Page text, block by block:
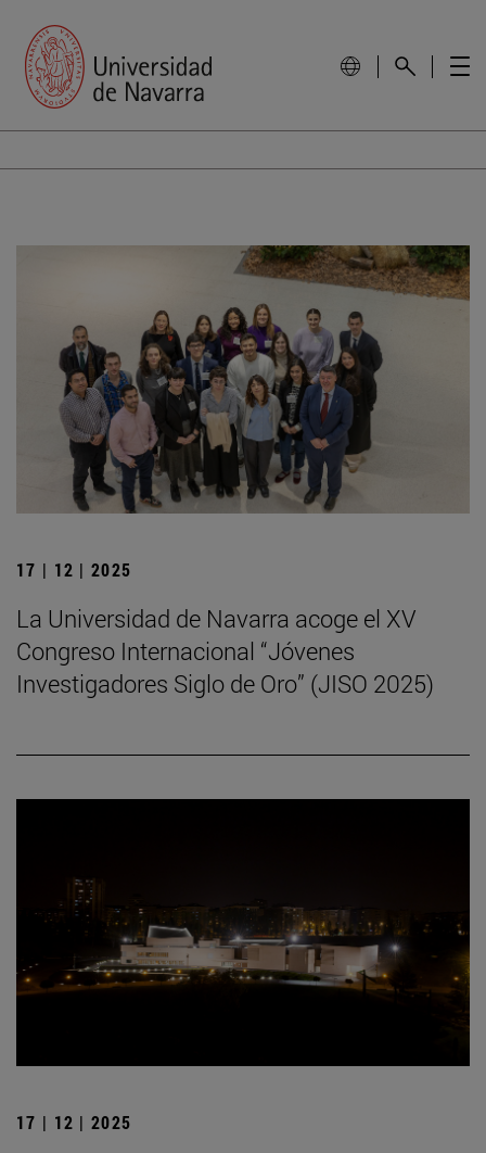
17 | 12 | 2025
La Universidad de Navarra acoge el XV
Congreso Internacional “Jóvenes
Investigadores Siglo de Oro” (JISO 2025)
17 | 12 | 2025